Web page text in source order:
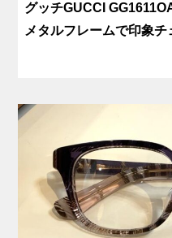
グッチGUCCI
メタルフレームで印象チ